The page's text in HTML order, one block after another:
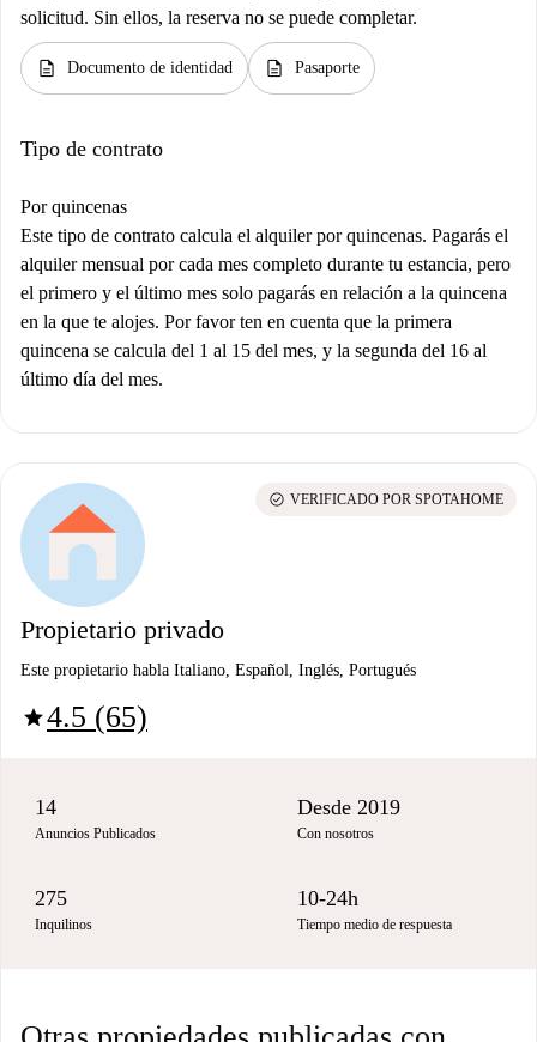
solicitud. Sin ellos, la reserva no se puede completar.
description Documento de identidad description Pasaporte
Tipo de contrato
Por quincenas
Este tipo de contrato calcula el alquiler por quincenas. Pagarás el
alquiler mensual por cada mes completo durante tu estancia, pero
el primero y el último mes solo pagarás en relación a la quincena
en la que te alojes. Por favor ten en cuenta que la primera
quincena se calcula del 1 al 15 del mes, y la segunda del 16 al
último día del mes.
Propietario privado
Este propietario habla Italiano, Español, Inglés, Portugués
star4.5 (65)
check_circle VERIFICADO POR SPOTAHOME
14
Anuncios Publicados
Desde 2019
Con nosotros
275
Inquilinos
10-24h
Tiempo medio de respuesta